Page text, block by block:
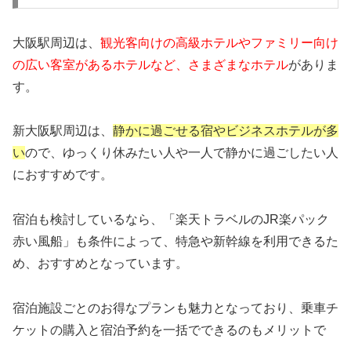
大阪駅周辺は、 観光客向けの高級ホテルやファミリー向け
の広い客室があるホテルなど、さまざまなホテルがありま
す。
新大阪駅周辺は、 静かに過ごせる宿やビジネスホテルが多
いので、ゆっくり休みたい人や一人で静かに過ごしたい人
におすすめです。
宿泊も検討しているなら、「楽天トラベルのJR楽パック
赤い風船」も条件によって、特急や新幹線を利用できるた
め、おすすめとなっています。
宿泊施設ごとのお得なプランも魅力となっており、乗車チ
ケットの購入と宿泊予約を一括でできるのもメリットで